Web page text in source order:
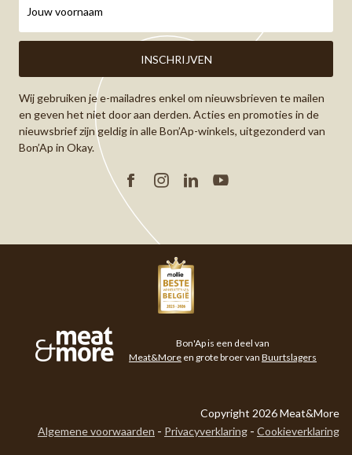
Wij gebruiken je e-mailadres enkel om nieuwsbrieven te mailen
en geven het niet door aan derden. Acties en promoties in de
nieuwsbrief zijn geldig in alle Bon’Ap-winkels, uitgezonderd van
Bon’Ap in Okay.
FacebookInstagram
Linkedin
Bon'Ap is een deel van
Meat&More en grote broer van Buurtslagers
Copyright 2026 Meat&More
Algemene voorwaarden
Privacyverklaring Cookieverklaring